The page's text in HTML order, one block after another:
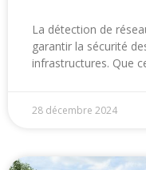
La détection de
garantir la sécurité
infrastructures. Que
28 décembre 2024